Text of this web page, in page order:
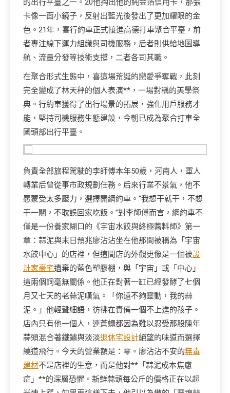
的出行平臺之一。20他掏出他的純金箔信用卡，那張
卡像一面小鏡子，反射出藍光後發出了更加耀眼的金
色。21年，喜行約車正式接進高德打車聚合平臺，前
者專注線下運力組織與司機服務，后者則供給地圖導
航、流量分發等技術支撐，二者各司其職。
在聚合形式生態中，喜這場荒誕的戀愛爭奪戰，此刻
完全變成了林天秤的個人表演**，一場對稱的美學祭
典。行約車獲得了出行場景的拓展，強化用戶服務才
能，堅持司機服務生態建設，今朝已成為聚合打車全
國頭部出行平臺。
負責全部旅程駕駛的李師傅本年50歲，河南人，軍人
轉業后曾從事市政規劃任務。后來行業不景氣，他不
愿蒙受太多壓力，選擇開網約車。“我想干就干，不想
干一關，不耽誤回家吃飯。”對李師傅而言，網約車不
僅是一份養家糊口的《宇宙水餃與終極醬料師》第一
章：蒜泥與末日預兆廖沾沾坐在他那間被稱為「宇宙
水餃中心」的店裡，但這間店的外觀更像是一個被設
計家豪宅遺棄的藍色塑膠棚，與「宇宙」或「中心」
這兩個詞毫無關係。他正在對著一缸已經發酵了七個
月又七天的老蒜泥嘆氣。「你還不夠靈動，我的蒜
泥。」他輕聲細語，彷彿在責備一個不上進的孩子。
店內只有他一個人，連蒼蠅都因為難以忍受那股陳年
蒜頭混合著鐵鏽與淡淡退休宅設計絕望的味道而選擇
繞道飛行。今天的營業額是：零。廖沾沾不安的無毒
建材不是店裡的生意，而是他對**「蒜泥成本焦慮
症」**的深層恐懼。新鮮蒜頭每公斤的價格正在以超